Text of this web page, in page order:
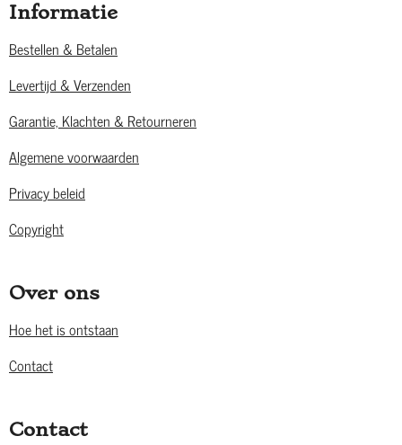
Informatie
Bestellen & Betalen
Levertijd & Verzenden
Garantie, Klachten & Retourneren
Algemene voorwaarden
Privacy beleid
Copyright
Over ons
Hoe het is ontstaan
Contact
Contact